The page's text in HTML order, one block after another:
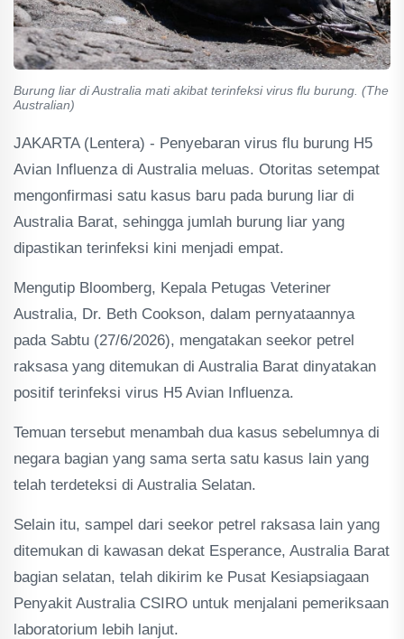
Burung liar di Australia mati akibat terinfeksi virus flu burung. (The
Australian)
JAKARTA (Lentera) - Penyebaran virus flu burung H5
Avian Influenza di Australia meluas. Otoritas setempat
mengonfirmasi satu kasus baru pada burung liar di
Australia Barat, sehingga jumlah burung liar yang
dipastikan terinfeksi kini menjadi empat.
Mengutip Bloomberg, Kepala Petugas Veteriner
Australia, Dr. Beth Cookson, dalam pernyataannya
pada Sabtu (27/6/2026), mengatakan seekor petrel
raksasa yang ditemukan di Australia Barat dinyatakan
positif terinfeksi virus H5 Avian Influenza.
Temuan tersebut menambah dua kasus sebelumnya di
negara bagian yang sama serta satu kasus lain yang
telah terdeteksi di Australia Selatan.
Selain itu, sampel dari seekor petrel raksasa lain yang
ditemukan di kawasan dekat Esperance, Australia Barat
bagian selatan, telah dikirim ke Pusat Kesiapsiagaan
Penyakit Australia CSIRO untuk menjalani pemeriksaan
laboratorium lebih lanjut.